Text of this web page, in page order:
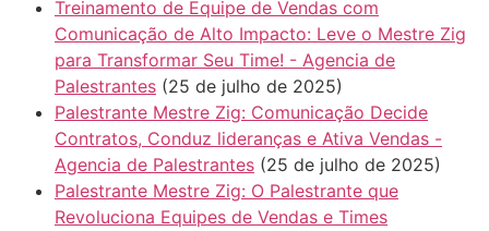
Treinamento de Equipe de Vendas com
Comunicação de Alto Impacto: Leve o Mestre Zig
para Transformar Seu Time! - Agencia de
Palestrantes (25 de julho de 2025)
Palestrante Mestre Zig: Comunicação Decide
Contratos, Conduz lideranças e Ativa Vendas -
Agencia de Palestrantes (25 de julho de 2025)
Palestrante Mestre Zig: O Palestrante que
Revoluciona Equipes de Vendas e Times